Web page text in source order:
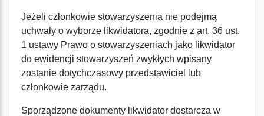
Jeżeli członkowie stowarzyszenia nie podejmą
uchwały o wyborze likwidatora, zgodnie z art. 36 ust.
1 ustawy Prawo o stowarzyszeniach jako likwidator
do ewidencji stowarzyszeń zwykłych wpisany
zostanie dotychczasowy przedstawiciel lub
członkowie zarządu.
Sporządzone dokumenty likwidator dostarcza w